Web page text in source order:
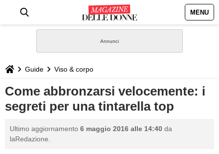
MENU
STILE
BIOGRAFIE
DEFINIZIONI
Guide Viso & corpo
Come abbronzarsi velocemente: i
segreti per una tintarella top
Ultimo aggiornamento 6 maggio 2016 alle 14:40 da
laRedazione.